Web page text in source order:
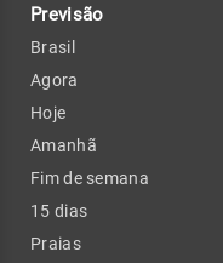
Previsão
Brasil
Agora
Hoje
Amanhã
Fim de semana
15 dias
Praias